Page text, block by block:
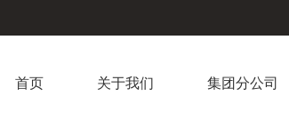
首页 关于我们 集团分公司